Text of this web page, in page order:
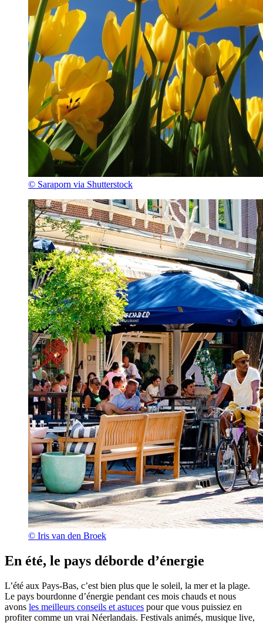
© Saraporn via Shutterstock
© Iris van den Broek
En été, le pays déborde d’énergie
L’été aux Pays-Bas, c’est bien plus que le soleil, la mer et la plage.
Le pays bourdonne d’énergie pendant ces mois chauds et nous
avons les meilleurs conseils et astuces pour que vous puissiez en
profiter comme un vrai Néerlandais. Festivals animés, musique live,